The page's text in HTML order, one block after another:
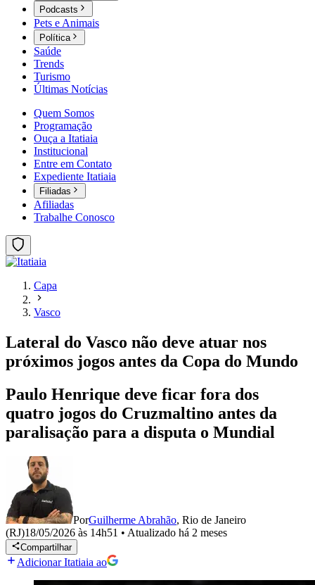
Podcasts
Pets e Animais
Política
Saúde
Trends
Turismo
Últimas Notícias
Quem Somos
Programação
Ouça a Itatiaia
Institucional
Entre em Contato
Expediente Itatiaia
Filiadas
Afiliadas
Trabalhe Conosco
Capa
Vasco
Lateral do Vasco não deve atuar nos
próximos jogos antes da Copa do Mundo
Paulo Henrique deve ficar fora dos
quatro jogos do Cruzmaltino antes da
paralisação para a disputa o Mundial
PorGuilherme Abrahão, Rio de Janeiro
(RJ)18/05/2026 às 14h51 • Atualizado há 2 meses
Compartilhar
Adicionar Itatiaia ao